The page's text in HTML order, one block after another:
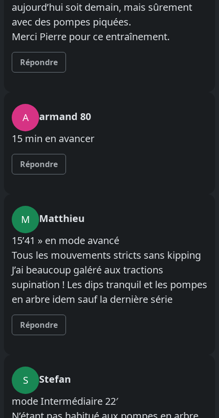
aujourd’hui soit demain, mais sûrement
avec des pompes piquées.
Merci Pierre pour ce entraînement.
Répondre
A
armand 80
15 min en avancer
Répondre
M
Matthieu
15’41 » en mode avancé
Tous les mouvements stricts sans kipping
J’ai beaucoup galéré aux tractions
supination ! Les dips tranquil et les pompes
en arbre idem sauf la dernière série
Répondre
S
Stefan
mode Intermédiaire 22′